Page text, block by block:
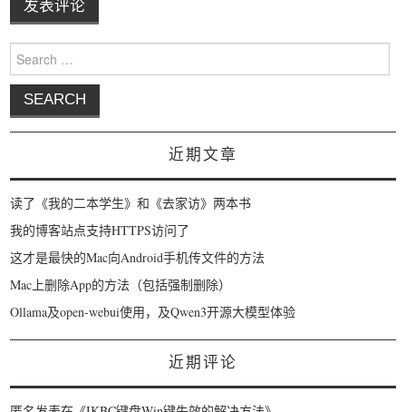
Search for:
近期文章
读了《我的二本学生》和《去家访》两本书
我的博客站点支持HTTPS访问了
这才是最快的Mac向Android手机传文件的方法
Mac上删除App的方法（包括强制删除）
Ollama及open-webui使用，及Qwen3开源大模型体验
近期评论